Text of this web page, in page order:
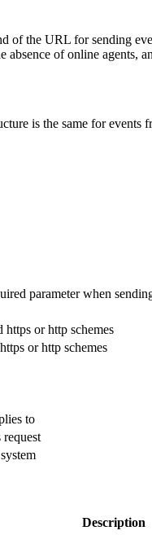
of the URL for sending
absence of online agents,
is the same for events
parameter when
or http schemes
or http schemes
to
request
Description